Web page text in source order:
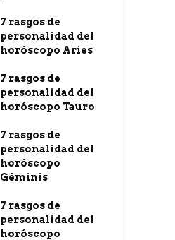
7 rasgos de
personalidad del
horóscopo Aries
7 rasgos de
personalidad del
horóscopo Tauro
7 rasgos de
personalidad del
horóscopo
Géminis
7 rasgos de
personalidad del
horóscopo